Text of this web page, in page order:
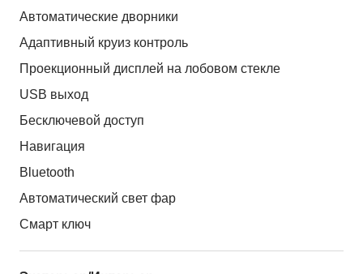
Автоматические дворники
Адаптивный круиз контроль
Проекционный дисплей на лобовом стекле
USB выход
Бесключевой доступ
Навигация
Bluetooth
Автоматический свет фар
Смарт ключ